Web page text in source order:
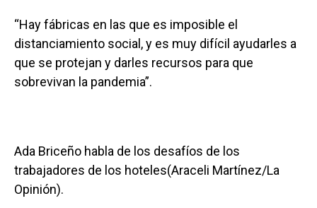
“Hay fábricas en las que es imposible el
distanciamiento social, y es muy difícil ayudarles a
que se protejan y darles recursos para que
sobrevivan la pandemia”.
Ada Briceño habla de los desafíos de los
trabajadores de los hoteles(Araceli Martínez/La
Opinión).